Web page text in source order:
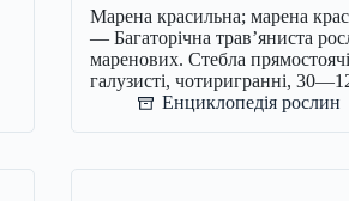
Марена красильна; марена
— Багаторічна трав’яниста
маренових. Стебла
галузисті, чотиригранні,
Енциклопедія рослин